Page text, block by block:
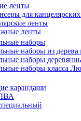
ленты
для
ленты
ленты
наборы
наборы из дерева
наборы
наборы класса
карандаши